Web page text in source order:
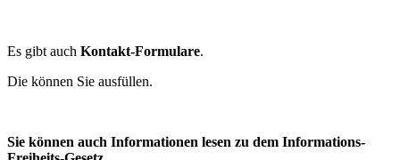
Es gibt auch Kontakt-Formulare.
Die können Sie ausfüllen.
Sie können auch Informationen lesen zu dem Informations-